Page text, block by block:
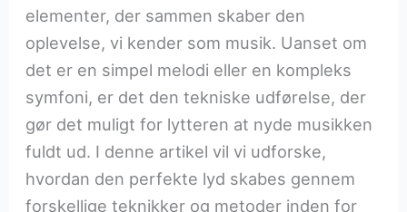
elementer, der sammen skaber den
oplevelse, vi kender som musik. Uanset om
det er en simpel melodi eller en kompleks
symfoni, er det den tekniske udførelse, der
gør det muligt for lytteren at nyde musikken
fuldt ud. I denne artikel vil vi udforske,
hvordan den perfekte lyd skabes gennem
forskellige teknikker og metoder inden for